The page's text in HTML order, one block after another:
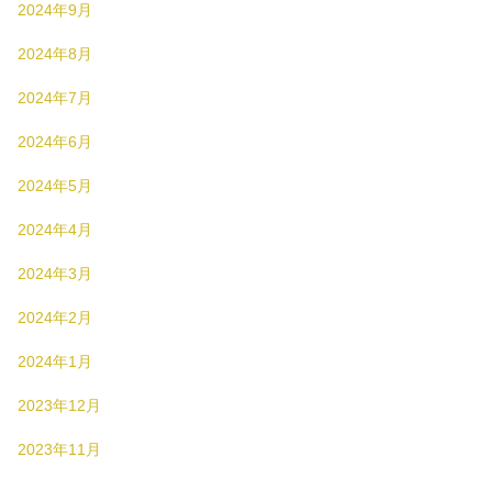
2024年9月
2024年8月
2024年7月
2024年6月
2024年5月
2024年4月
2024年3月
2024年2月
2024年1月
2023年12月
2023年11月